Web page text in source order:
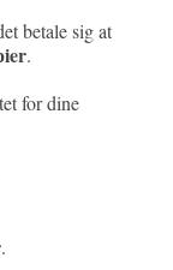
betale sig at
.
for dine
.